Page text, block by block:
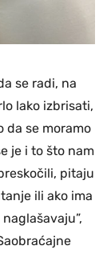
se radi, na
lako izbrisati,
da se moramo
je i to što nam
pitaju
ili ako ima